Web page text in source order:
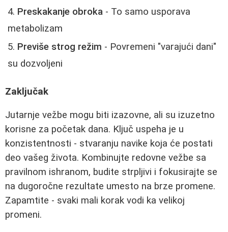
Preskakanje obroka - To samo usporava
metabolizam
Previše strog režim - Povremeni "varajući dani"
su dozvoljeni
Zaključak
Jutarnje vežbe mogu biti izazovne, ali su izuzetno
korisne za početak dana. Ključ uspeha je u
konzistentnosti - stvaranju navike koja će postati
deo vašeg života. Kombinujte redovne vežbe sa
pravilnom ishranom, budite strpljivi i fokusirajte se
na dugoročne rezultate umesto na brze promene.
Zapamtite - svaki mali korak vodi ka velikoj
promeni.